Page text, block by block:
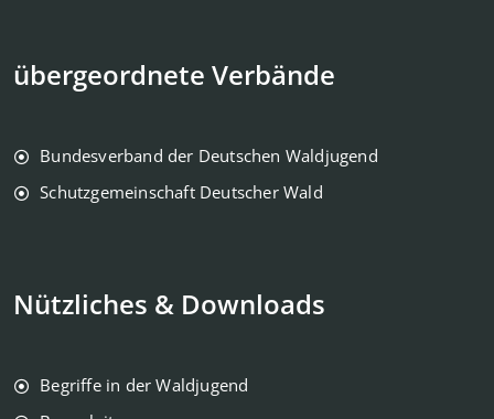
übergeordnete Verbände
Bundesverband der Deutschen Waldjugend
Schutzgemeinschaft Deutscher Wald
Nützliches & Downloads
Begriffe in der Waldjugend